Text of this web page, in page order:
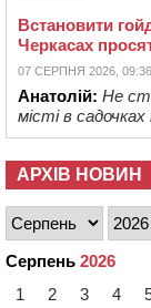
Встановити
Черкасах
07 СЕРПНЯ 2026, 09:36
Анатолій: Не
місті в садочках
АРХІВ НОВИН
Серпень 2026
1
2 3 4